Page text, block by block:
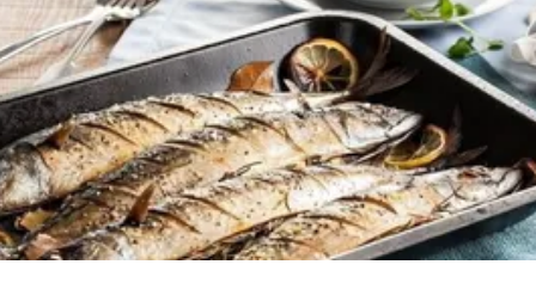
Społeczeństwo
Wojna na Ukrainie
Świat